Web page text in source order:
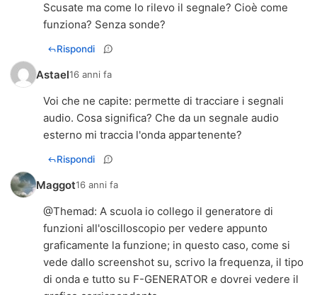
Scusate ma come lo rilevo il segnale? Cioè come
funziona? Senza sonde?
Rispondi
Astael16 anni fa
Voi che ne capite: permette di tracciare i segnali
audio. Cosa significa? Che da un segnale audio
esterno mi traccia l'onda appartenente?
Rispondi
Maggot16 anni fa
@Themad: A scuola io collego il generatore di
funzioni all'oscilloscopio per vedere appunto
graficamente la funzione; in questo caso, come si
vede dallo screenshot su, scrivo la frequenza, il tipo
di onda e tutto su F-GENERATOR e dovrei vedere il